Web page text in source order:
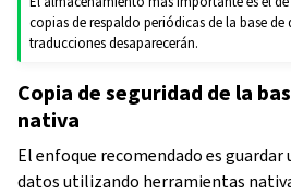
copias de respaldo periódicas de la base de
traducciones desaparecerán.
Copia de seguridad de la
nativa
El enfoque recomendado es guardar
datos utilizando herramientas